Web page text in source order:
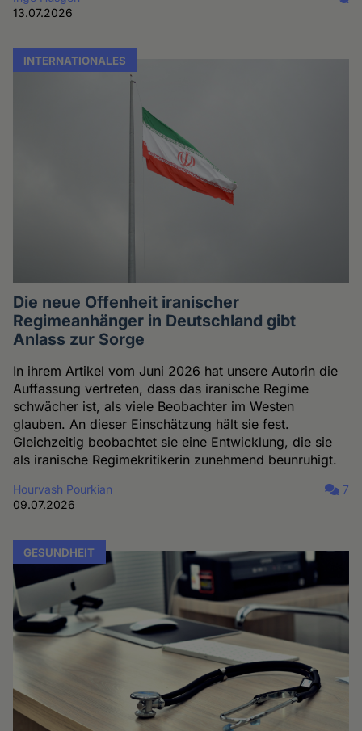
13.07.2026
INTERNATIONALES
Die neue Offenheit iranischer
Regimeanhänger in Deutschland gibt
Anlass zur Sorge
In ihrem Artikel vom Juni 2026 hat unsere Autorin die
Auffassung vertreten, dass das iranische Regime
schwächer ist, als viele Beobachter im Westen
glauben. An dieser Einschätzung hält sie fest.
Gleichzeitig beobachtet sie eine Entwicklung, die sie
als iranische Regimekritikerin zunehmend beunruhigt.
Hourvash Pourkian
09.07.2026
7
GESUNDHEIT